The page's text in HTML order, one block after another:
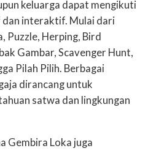
keluarga dapat mengikuti
interaktif. Mulai dari
Puzzle, Herping, Bird
Gambar, Scavenger Hunt,
Pilah Pilih. Berbagai
dirancang untuk
satwa dan lingkungan
Gembira Loka juga